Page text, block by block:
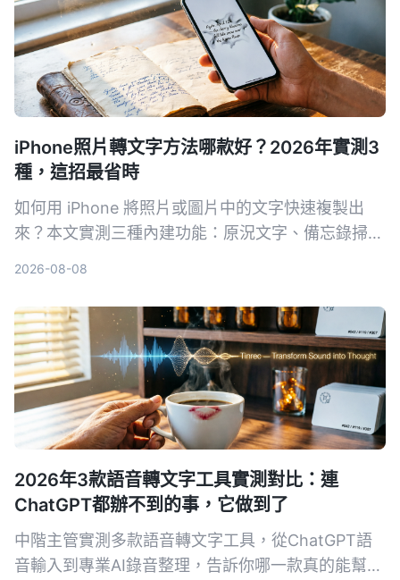
iPhone照片轉文字方法哪款好？2026年實測3
種，這招最省時
如何用 iPhone 將照片或圖片中的文字快速複製出
來？本文實測三種內建功能：原況文字、備忘錄掃描
2026-08-08
2026年3款語音轉文字工具實測對比：連
ChatGPT都辦不到的事，它做到了
中階主管實測多款語音轉文字工具，從ChatGPT語
音輸入到專業AI錄音整理，告訴你哪一款真的能幫你